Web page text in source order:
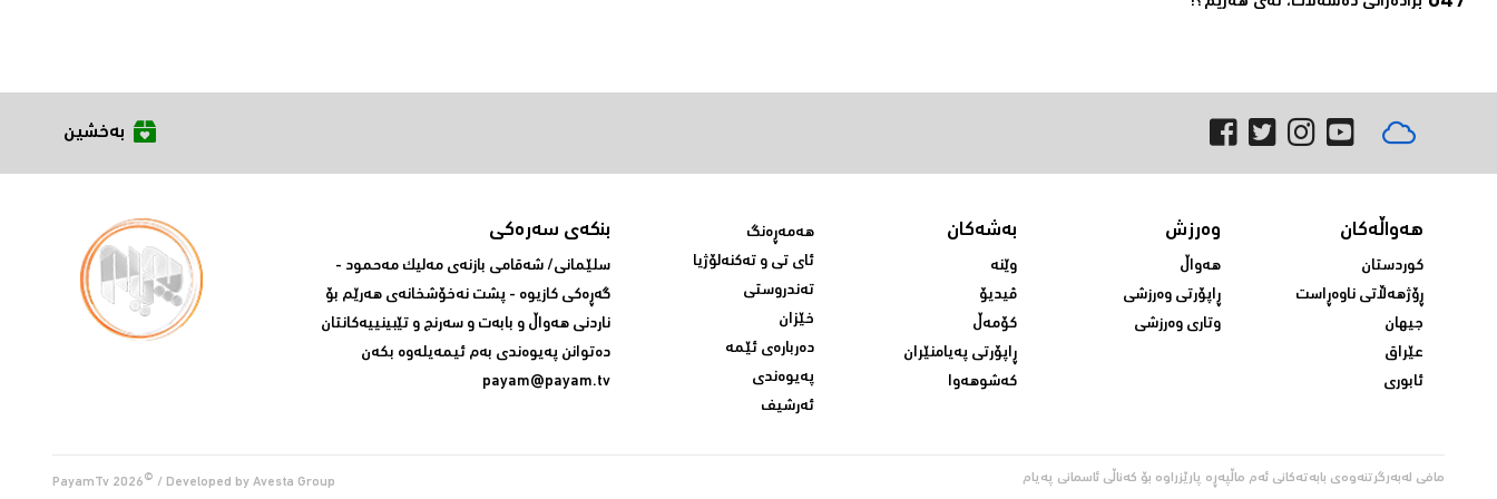
بەخشین
هەواڵەکان
کوردستان
ڕۆژهەڵاتی ناوەڕاست
جیهان
عێراق
ئابوری
وەرزش
هەواڵ
ڕاپۆرتی وەرزشی
وتاری وەرزشی
بەشەکان
وێنە
ڤیدیۆ
کۆمەڵ
ڕاپۆرتی پەیامنێران
کەشوهەوا
هەمەڕەنگ
ئای تی و تەکنەلۆژیا
تەندروستی
خێزان
دەربارەی ئێمە
پەیوەندی
ئەرشیف
بنکەی سەرەکی
سلێمانی/ شه‌قامی بازنه‌ی مه‌لیک مه‌حمود -
گه‌ڕه‌کی کازیوه‌ - پشت نه‌خۆشخانه‌ی‌ هه‌رێم بۆ
ناردنی‌ هه‌واڵ و بابه‌ت و سه‌رنج و تێبینییه‌كانتان
ده‌توانن په‌یوه‌ندی‌ به‌م ئیمه‌یله‌وه‌ بكه‌ن
payam@payam.tv
مافی لەبەرگرتنەوەی بابەتەکانی ئەم ماڵپەڕە پارێزراوە بۆ کەناڵی ئاسمانی پەیام PayamTv 2026© / Developed byAvesta Group